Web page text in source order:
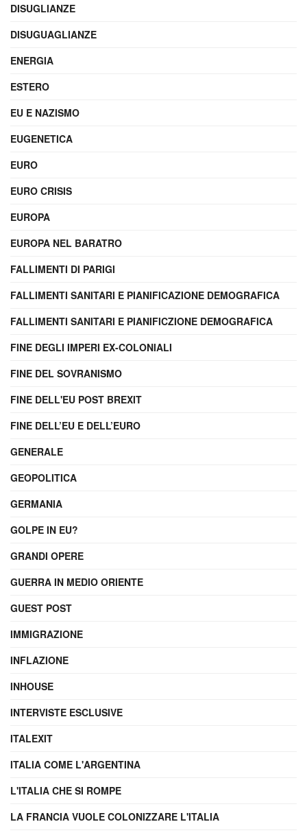
DISUGLIANZE
DISUGUAGLIANZE
ENERGIA
ESTERO
EU E NAZISMO
EUGENETICA
EURO
EURO CRISIS
EUROPA
EUROPA NEL BARATRO
FALLIMENTI DI PARIGI
FALLIMENTI SANITARI E PIANIFICAZIONE DEMOGRAFICA
FALLIMENTI SANITARI E PIANIFICZIONE DEMOGRAFICA
FINE DEGLI IMPERI EX-COLONIALI
FINE DEL SOVRANISMO
FINE DELL'EU POST BREXIT
FINE DELL’EU E DELL’EURO
GENERALE
GEOPOLITICA
GERMANIA
GOLPE IN EU?
GRANDI OPERE
GUERRA IN MEDIO ORIENTE
GUEST POST
IMMIGRAZIONE
INFLAZIONE
INHOUSE
INTERVISTE ESCLUSIVE
ITALEXIT
ITALIA COME L'ARGENTINA
L'ITALIA CHE SI ROMPE
LA FRANCIA VUOLE COLONIZZARE L'ITALIA